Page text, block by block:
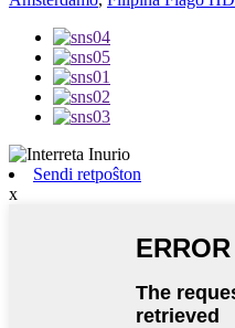
Sendi retpoŝton
x